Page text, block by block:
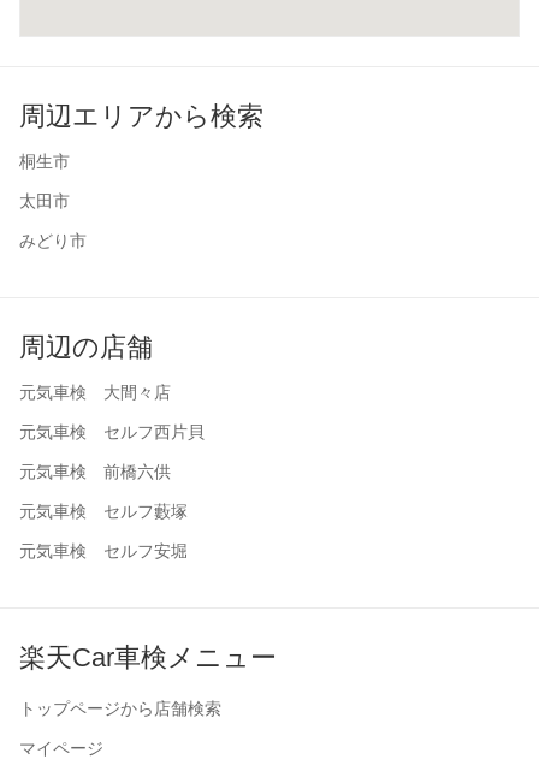
周辺エリアから検索
桐生市
太田市
みどり市
周辺の店舗
元気車検 大間々店
元気車検 セルフ西片貝
元気車検 前橋六供
元気車検 セルフ藪塚
元気車検 セルフ安堀
楽天Car車検メニュー
トップページから店舗検索
マイページ